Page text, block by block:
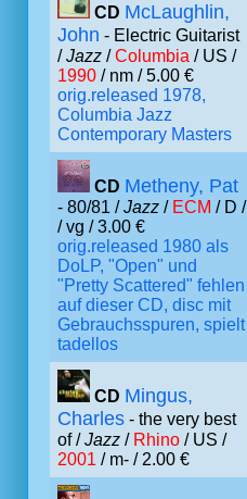
CD McLaughlin,
John - Electric Guitarist
/Jazz /Columbia / US /
1990 / nm / 5.00 €
orig.released 1978,
Columbia Jazz
Contemporary Masters
CD Metheny, Pat
- 80/81 /Jazz / ECM / D /
/ vg / 3.00 €
orig.released 1980 als
DoLP, "Open" und
"Pretty Scattered" fehlen
auf dieser CD, disc mit
Gebrauchsspuren, spielt
tadellos
CD Mingus,
Charles - the very best
of /Jazz / Rhino / US /
2001 / m- / 2.00 €